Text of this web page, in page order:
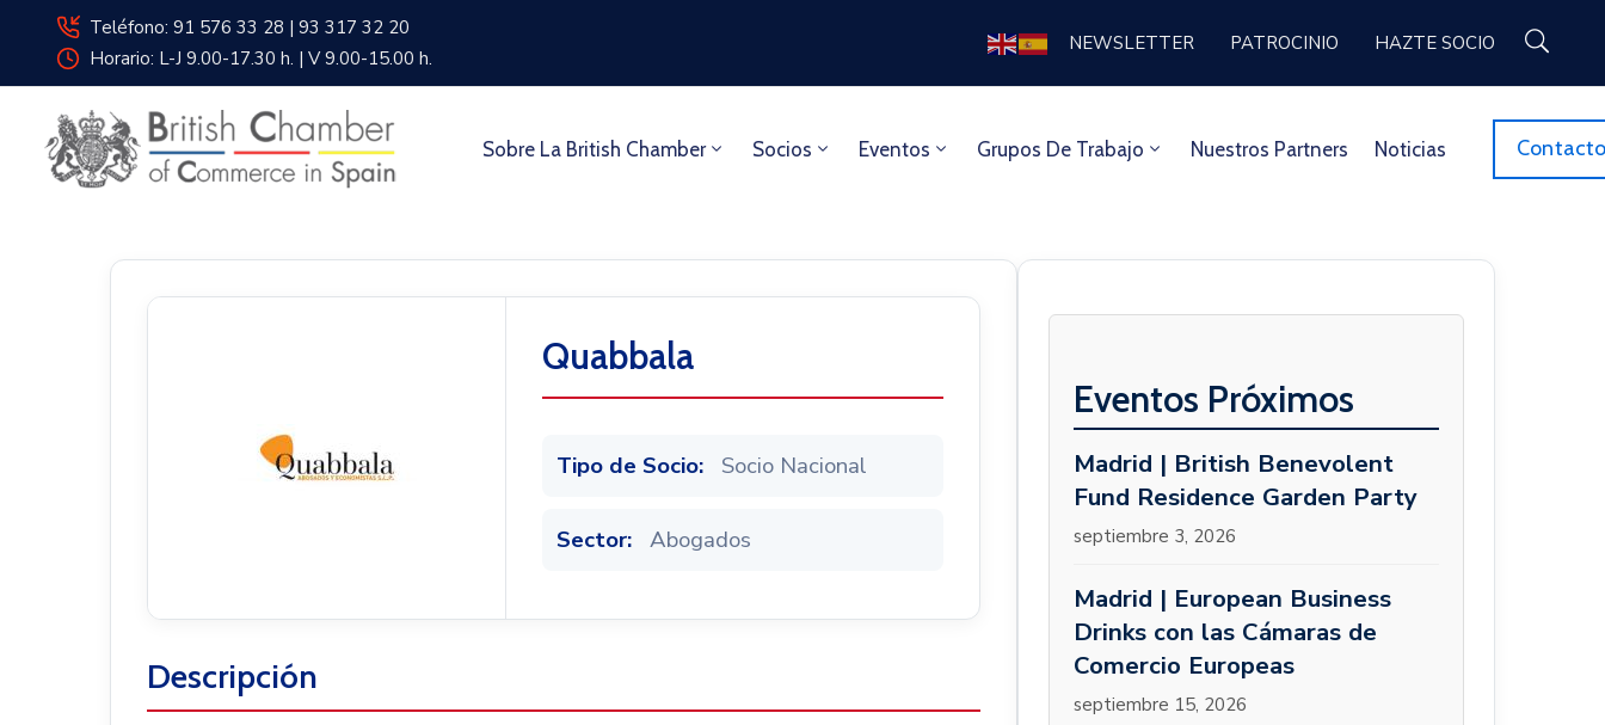
Teléfono: 91 576 33 28 | 93 317 32 20
Horario: L-J 9.00-17.30 h. | V 9.00-15.00 h.
NEWSLETTER PATROCINIO HAZTE SOCIO
Sobre La British Chamber Socios Eventos Grupos De Trabajo Nuestros Partners Noticias
Quabbala
Tipo de Socio: Socio Nacional
Sector: Abogados
Descripción
Eventos Próximos
Madrid | British Benevolent
Fund Residence Garden Party
septiembre 3, 2026
Madrid | European Business
Drinks con las Cámaras de
Comercio Europeas
septiembre 15, 2026